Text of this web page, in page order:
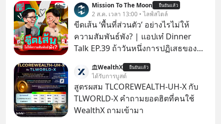
Mission To The Moon ยืนยันแล้ว
2 ส.ค. เวลา 13:00 • ไลฟ์สไตล์
ขีดเส้น ‘พื้นที่ส่วนตัว’ อย่างไรไม่ให้
ความสัมพันธ์พัง? | แอปเท๋ Dinner
Talk EP.39 ถ้าวันหนึ่งการปฏิเสธของ
ตั้งกำแพงใส่และมองว่าเราเห็นแก่ตัวทั้ง
ที่เราเองก็ไม่เคยปฏิเสธใครอย่างนี้มา
ก่อน แต่พอตั้งใจจะ ‘สร้างขอบเขต’ เพื่อ
ตัวเองดูสักครั้ง กลับทำให้เกิดรอยร้าว
WealthX ยืนยันแล้ว
ได้รับการบูสต์
สูตรผสม TLCOREWEALTH-UH-X กับ
TLWORLD-X คำถามยอดฮิตที่คนใช้
WealthX ถามเข้ามา